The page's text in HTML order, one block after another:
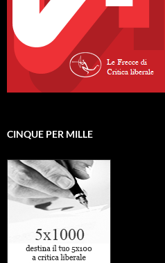
CINQUE PER MILLE